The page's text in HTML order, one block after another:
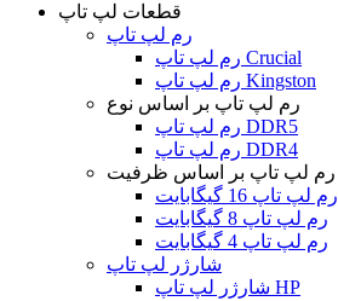
قطعات لپ تاپ
رم لپ تاپ
رم لپ تاپ Crucial
رم لپ تاپ Kingston
رم لپ تاپ بر اساس نوع
رم لپ تاپ DDR5
رم لپ تاپ DDR4
رم لپ تاپ بر اساس ظرفیت
رم لپ تاپ 16 گیگابایت
رم لپ تاپ 8 گیگابایت
رم لپ تاپ 4 گیگابایت
شارژر لپ تاپ
شارژر لپ تاپ HP